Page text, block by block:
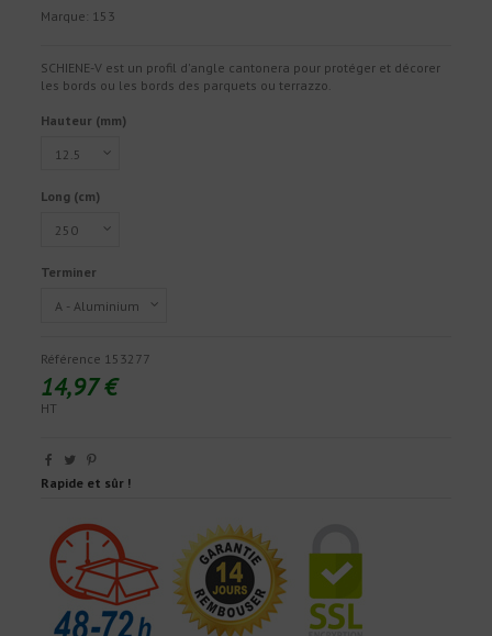
Marque: 153
SCHIENE-V est un profil d'angle cantonera pour protéger et décorer
les bords ou les bords des parquets ou terrazzo.
Hauteur (mm)
Long (cm)
Terminer
Référence 153277
14,97 €
HT
Rapide et sûr !